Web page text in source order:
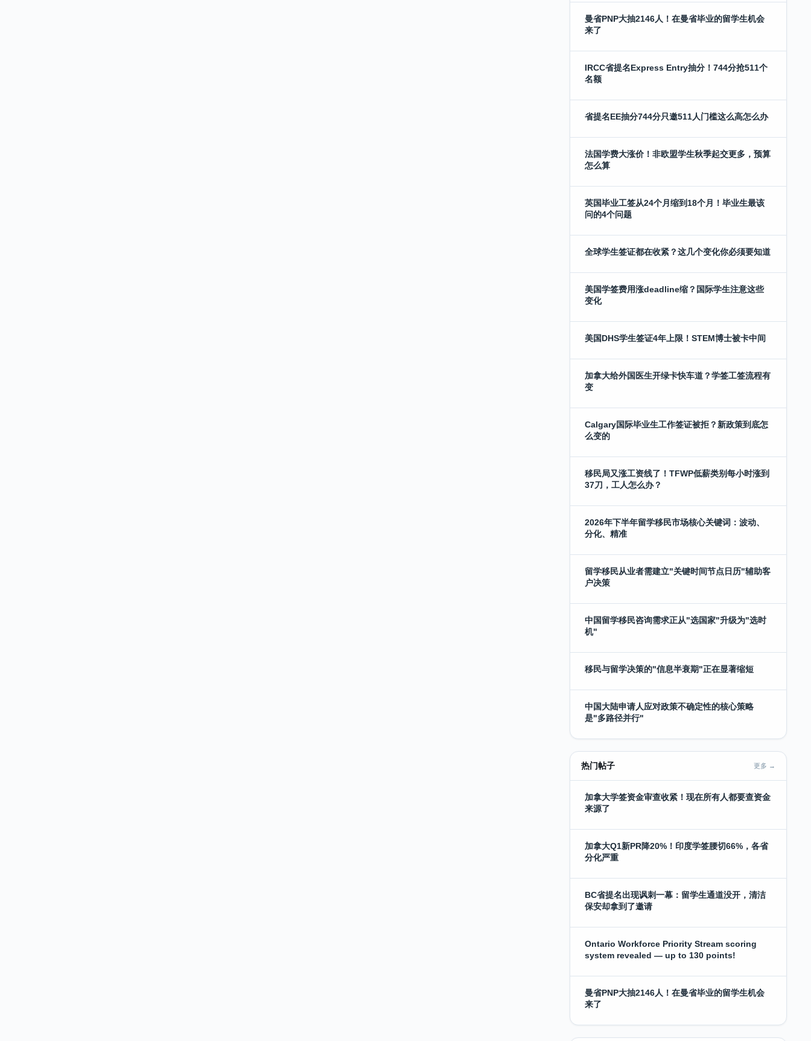
曼省PNP大抽2146人！在曼省毕业的留学生机会
来了
IRCC省提名Express Entry抽分！744分抢511个
名额
省提名EE抽分744分只邀511人门槛这么高怎么办
法国学费大涨价！非欧盟学生秋季起交更多，预算
怎么算
英国毕业工签从24个月缩到18个月！毕业生最该
问的4个问题
全球学生签证都在收紧？这几个变化你必须要知道
美国学签费用涨deadline缩？国际学生注意这些
变化
美国DHS学生签证4年上限！STEM博士被卡中间
加拿大给外国医生开绿卡快车道？学签工签流程有
变
Calgary国际毕业生工作签证被拒？新政策到底怎
么变的
移民局又涨工资线了！TFWP低薪类别每小时涨到
37刀，工人怎么办？
2026年下半年留学移民市场核心关键词：波动、
分化、精准
留学移民从业者需建立"关键时间节点日历"辅助客
户决策
中国留学移民咨询需求正从"选国家"升级为"选时
机"
移民与留学决策的"信息半衰期"正在显著缩短
中国大陆申请人应对政策不确定性的核心策略
是"多路径并行"
热门帖子 更多 →
加拿大学签资金审查收紧！现在所有人都要查资金
来源了
加拿大Q1新PR降20%！印度学签腰切66%，各省
分化严重
BC省提名出现讽刺一幕：留学生通道没开，清洁
保安却拿到了邀请
Ontario Workforce Priority Stream scoring
system revealed — up to 130 points!
曼省PNP大抽2146人！在曼省毕业的留学生机会
来了